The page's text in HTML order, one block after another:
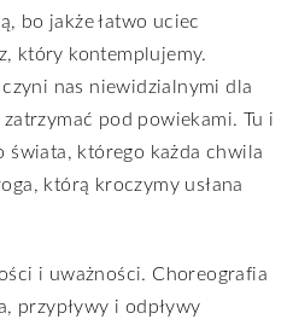
bo jakże łatwo uciec
który kontemplujemy.
nas niewidzialnymi dla
pod powiekami. Tu i
świata, którego każda chwila
którą kroczymy usłana
i uważności. Choreografia
przypływy i odpływy